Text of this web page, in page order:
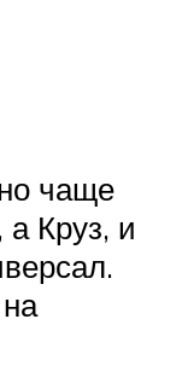
чаще
Круз, и